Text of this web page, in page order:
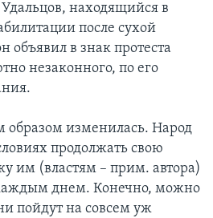
находящийся в
после сухой
объявил в знак протеста
незаконного, по его
образом изменилась. Народ
продолжать свою
им (властям – прим. автора)
каждым днем. Конечно, можно
пойдут на совсем уж